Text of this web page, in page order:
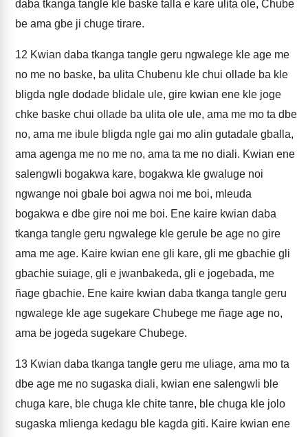
daba tkanga tangle kle baske talla e kare ulita ole, Chube
be ama gbe ji chuge tirare.
12 Kwian daba tkanga tangle geru ngwalege kle age me
no me no baske, ba ulita Chubenu kle chui ollade ba kle
bligda ngle dodade blidale ule, gire kwian ene kle joge
chke baske chui ollade ba ulita ole ule, ama me mo ta dbe
no, ama me ibule bligda ngle gai mo alin gutadale gballa,
ama agenga me no me no, ama ta me no diali. Kwian ene
salengwli bogakwa kare, bogakwa kle gwaluge noi
ngwange noi gbale boi agwa noi me boi, mleuda
bogakwa e dbe gire noi me boi. Ene kaire kwian daba
tkanga tangle geru ngwalege kle gerule be age no gire
ama me age. Kaire kwian ene gli kare, gli me gbachie gli
gbachie suiage, gli e jwanbakeda, gli e jogebada, me
ñage gbachie. Ene kaire kwian daba tkanga tangle geru
ngwalege kle age sugekare Chubege me ñage age no,
ama be jogeda sugekare Chubege.
13 Kwian daba tkanga tangle geru me uliage, ama mo ta
dbe age me no sugaska diali, kwian ene salengwli ble
chuga kare, ble chuga kle chite tanre, ble chuga kle jolo
sugaska mlienga kedagu ble kagda giti. Kaire kwian ene